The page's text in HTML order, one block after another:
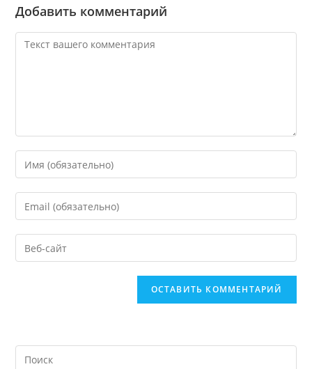
Добавить комментарий